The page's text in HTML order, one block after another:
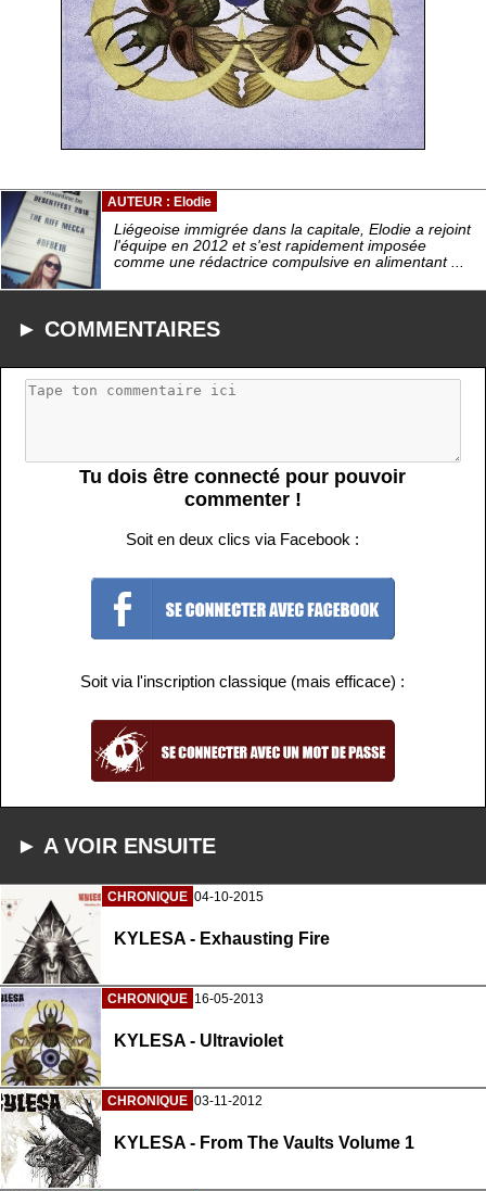
AUTEUR : Elodie
Liégeoise immigrée dans la capitale, Elodie a rejoint
l'équipe en 2012 et s'est rapidement imposée
comme une rédactrice compulsive en alimentant ...
► COMMENTAIRES
Tu dois être connecté pour pouvoir
commenter !
Soit en deux clics via Facebook :
Soit via l'inscription classique (mais efficace) :
► A VOIR ENSUITE
CHRONIQUE 04-10-2015
KYLESA - Exhausting Fire
CHRONIQUE 16-05-2013
KYLESA - Ultraviolet
CHRONIQUE 03-11-2012
KYLESA - From The Vaults Volume 1